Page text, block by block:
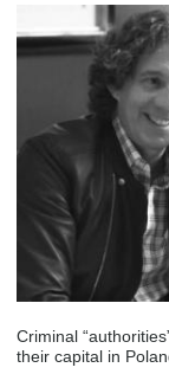
Criminal
their capital in